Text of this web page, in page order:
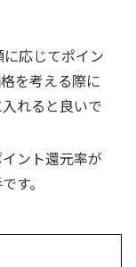
応じてポイン
を考える際に
れると良いで
ント還元率が
す。